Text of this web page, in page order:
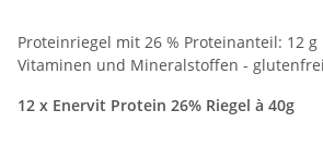
Proteinriegel mit 26 % Proteinanteil: 12
Vitaminen und Mineralstoffen - glutenfrei
12 x Enervit Protein 26% Riegel à 40g